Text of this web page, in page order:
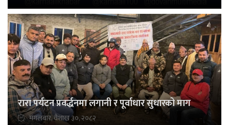
रारा पर्यटन प्रवर्द्धनमा लगानी र पूर्वाधार सुधारको माग
मंगलबार, वैशाख ३०, २०८२